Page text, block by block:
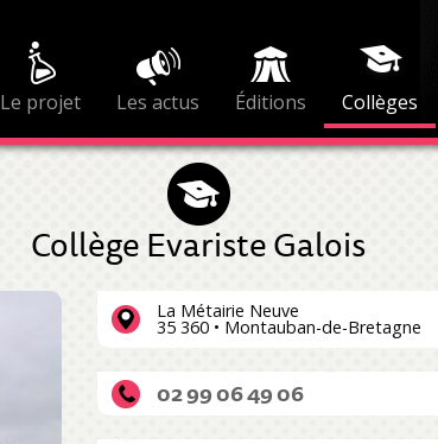
Le projet Les actus Éditions Collèges
Collège Evariste Galois
La Métairie Neuve
35 360 • Montauban-de-Bretagne
02 99 06 49 06